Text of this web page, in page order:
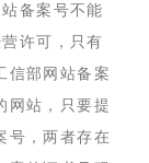
备案号不能
许可，只有
信部网站备案
网站，只要提
号，两者存在